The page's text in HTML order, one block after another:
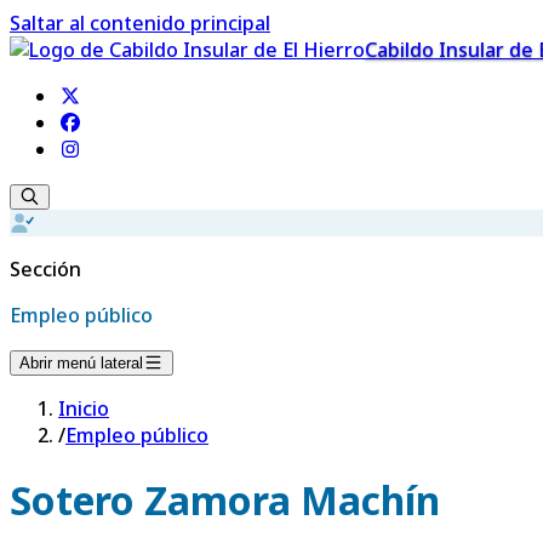
Saltar al contenido principal
Cabildo Insular de
Sección
Empleo público
Abrir menú lateral
Inicio
/Empleo público
Sotero Zamora Machín